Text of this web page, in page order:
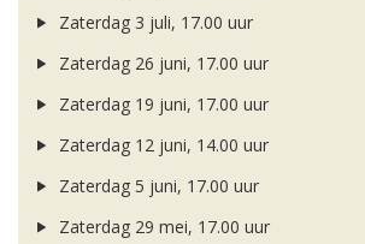
Zaterdag 3 juli, 17.00 uur
Zaterdag 26 juni, 17.00 uur
Zaterdag 19 juni, 17.00 uur
Zaterdag 12 juni, 14.00 uur
Zaterdag 5 juni, 17.00 uur
Zaterdag 29 mei, 17.00 uur